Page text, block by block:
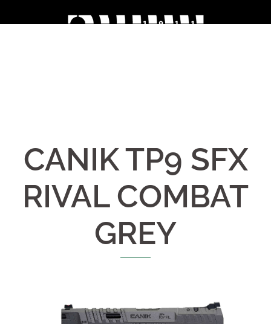
CANIK TP9 SFX
RIVAL COMBAT
GREY